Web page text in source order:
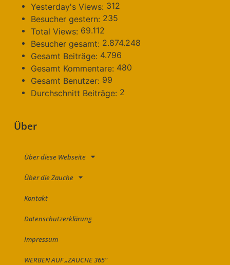
Yesterday's Views: 312
Besucher gestern: 235
Total Views: 69.112
Besucher gesamt: 2.874.248
Gesamt Beiträge: 4.796
Gesamt Kommentare: 480
Gesamt Benutzer: 99
Durchschnitt Beiträge: 2
Über
Über diese Webseite
Über die Zauche
Kontakt
Datenschutzerklärung
Impressum
WERBEN AUF „ZAUCHE 365“